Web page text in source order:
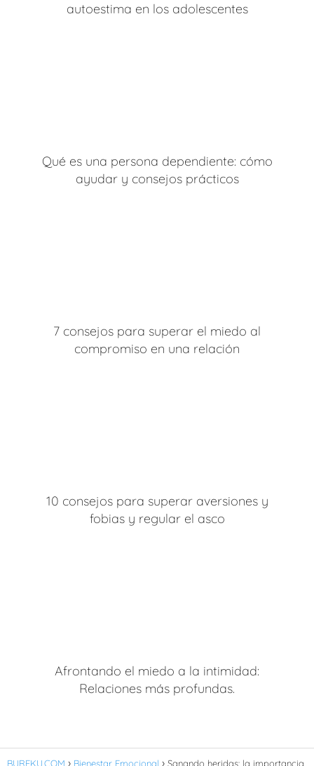
autoestima en los adolescentes
Qué es una persona dependiente: cómo
ayudar y consejos prácticos
7 consejos para superar el miedo al
compromiso en una relación
10 consejos para superar aversiones y
fobias y regular el asco
Afrontando el miedo a la intimidad:
Relaciones más profundas.
BUREKU.COM Bienestar Emocional Sanando heridas: la importancia